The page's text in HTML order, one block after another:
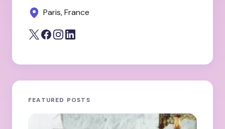
Paris, France
FEATURED POSTS